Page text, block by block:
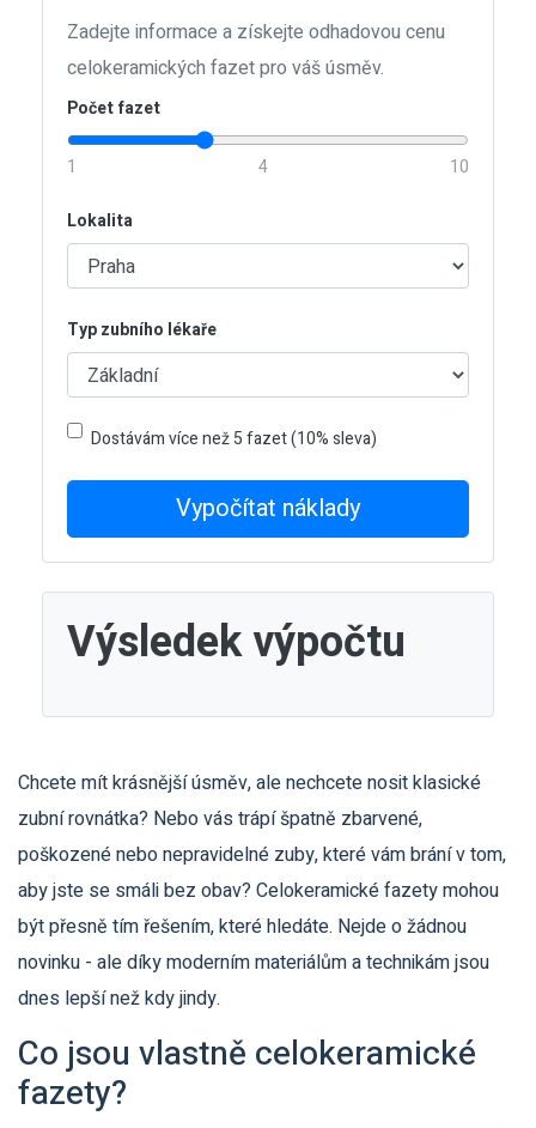
Zadejte informace a získejte odhadovou cenu
celokeramických fazet pro váš úsměv.
Počet fazet
1 4 10
Lokalita
Typ zubního lékaře
Dostávám více než 5 fazet (10% sleva)
Vypočítat náklady
Výsledek výpočtu
Chcete mít krásnější úsměv, ale nechcete nosit klasické
zubní rovnátka? Nebo vás trápí špatně zbarvené,
poškozené nebo nepravidelné zuby, které vám brání v tom,
aby jste se smáli bez obav? Celokeramické fazety mohou
být přesně tím řešením, které hledáte. Nejde o žádnou
novinku - ale díky moderním materiálům a technikám jsou
dnes lepší než kdy jindy.
Co jsou vlastně celokeramické
fazety?